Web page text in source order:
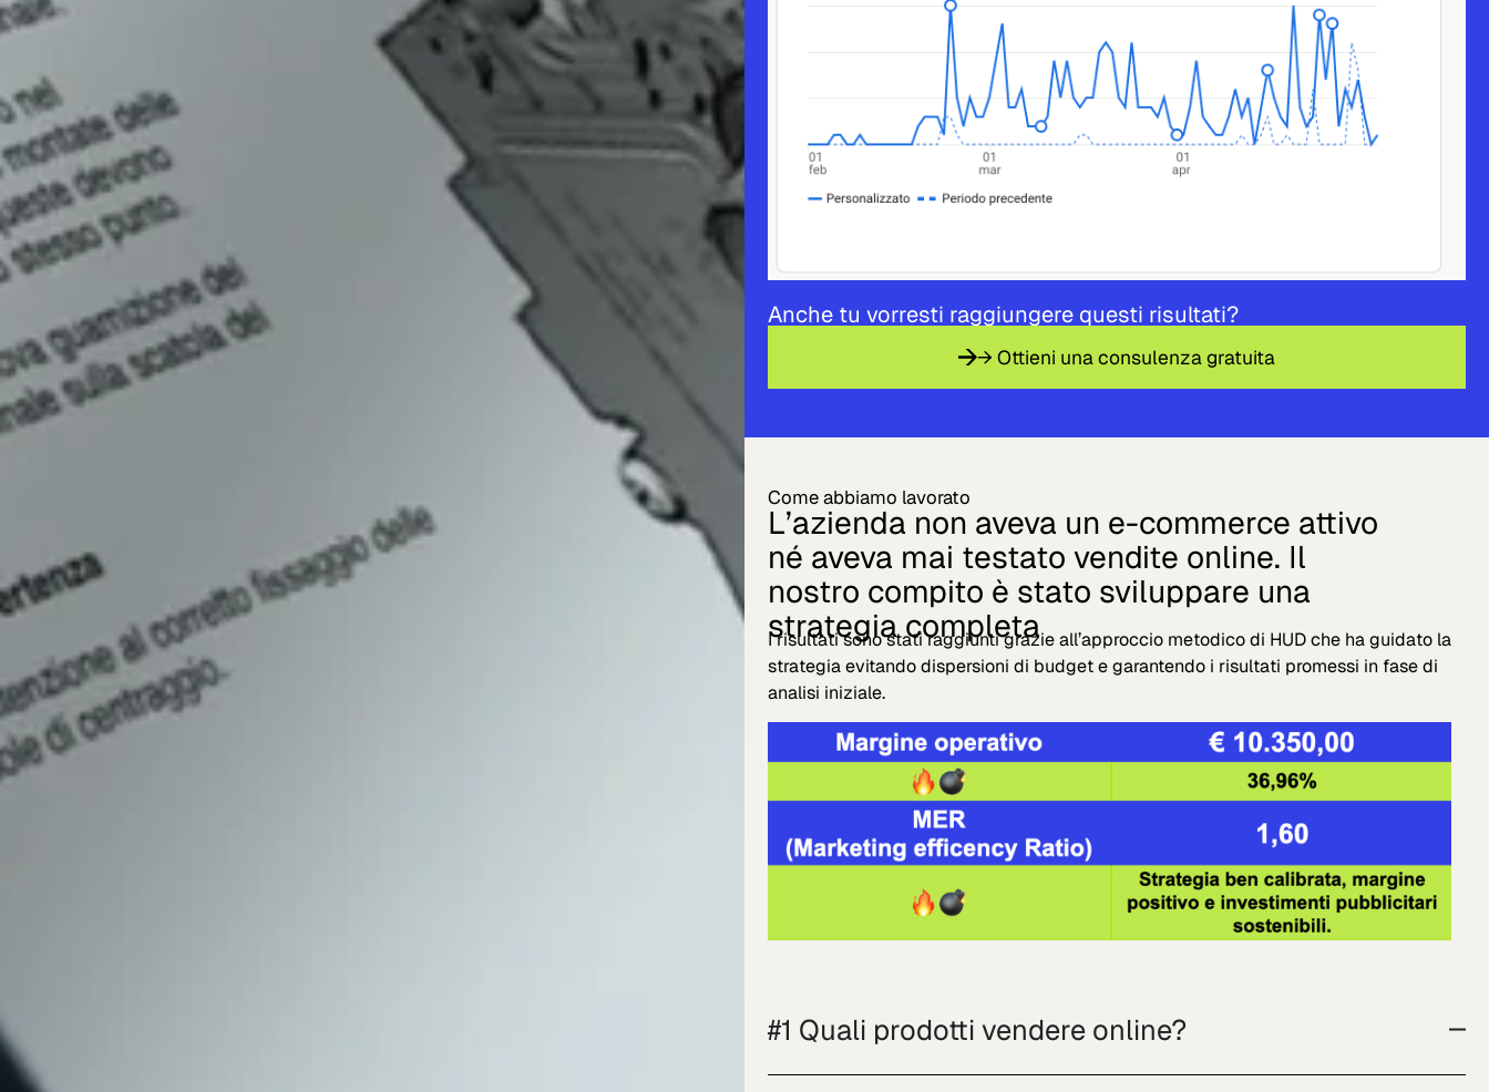
Anche tu vorresti raggiungere questi risultati?
→ Ottieni una consulenza gratuita
Come abbiamo lavorato
L’azienda non aveva un e-commerce attivo
né aveva mai testato vendite online. Il
nostro compito è stato sviluppare una
strategia completa
​I risultati sono stati raggiunti grazie all’approccio metodico di HUD che ha guidato la
strategia evitando dispersioni di budget e garantendo i risultati promessi in fase di
analisi iniziale.
#1 Quali prodotti vendere online?